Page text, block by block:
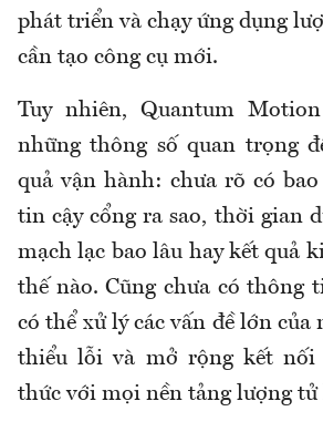
phát triển và chạy ứng dụng
cần tạo công cụ mới.
Tuy nhiên, Quantum
những thông số quan trọng
quả vận hành: chưa rõ có
tin cậy cổng ra sao, thời gian
mạch lạc bao lâu hay kết quả
thế nào. Cũng chưa có thông
có thể xử lý các vấn đề lớn của
thiểu lỗi và mở rộng kết
thức với mọi nền tảng lượng tử